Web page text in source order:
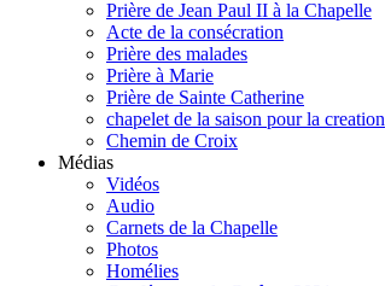
Prière de Jean Paul II à la Chapelle
Acte de la consécration
Prière des malades
Prière à Marie
Prière de Sainte Catherine
chapelet de la saison pour la creation
Chemin de Croix
Médias
Vidéos
Audio
Carnets de la Chapelle
Photos
Homélies